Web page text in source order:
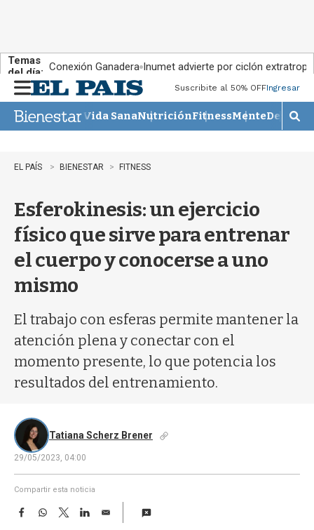
Temas
del día: Conexión Ganadera Inumet advierte por ciclón
n
u
Suscribite al 50% OFFIngresar
Vida SanaNutriciónFitnessMente
M
o
a
EL PAÍS BIENESTAR FITNESS
Esferokinesis: un ejercicio
físico que sirve para entrenar
el cuerpo y conocerse a uno
mismo
El trabajo con esferas permite mantener la
atención plena y conectar con el
momento presente, lo que potencia los
resultados del entrenamiento.
Tatiana Scherz Brener
29/05/2023, 04:00
Compartir esta noticia
F
W
T
w
L
E